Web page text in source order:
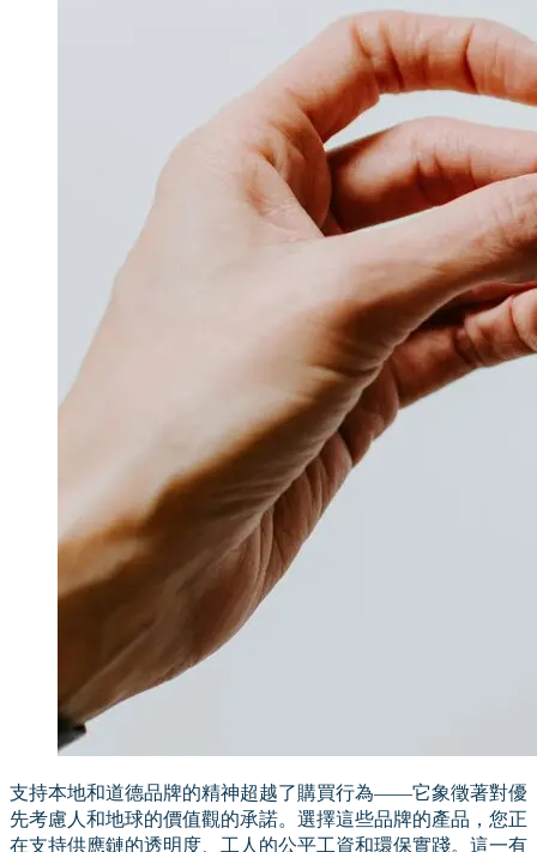
支持本地和道德品牌的精神超越了購買行為——它象徵著對優
先考慮人和地球的價值觀的承諾。選擇這些品牌的產品，您正
在支持供應鏈的透明度、工人的公平工資和環保實踐。這一有